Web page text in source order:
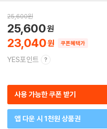
25,600원
23,040
25,600
쿠폰혜택가
YES포인트
사용 가능한 쿠폰 받기
앱 다운 시 1천원 상품권